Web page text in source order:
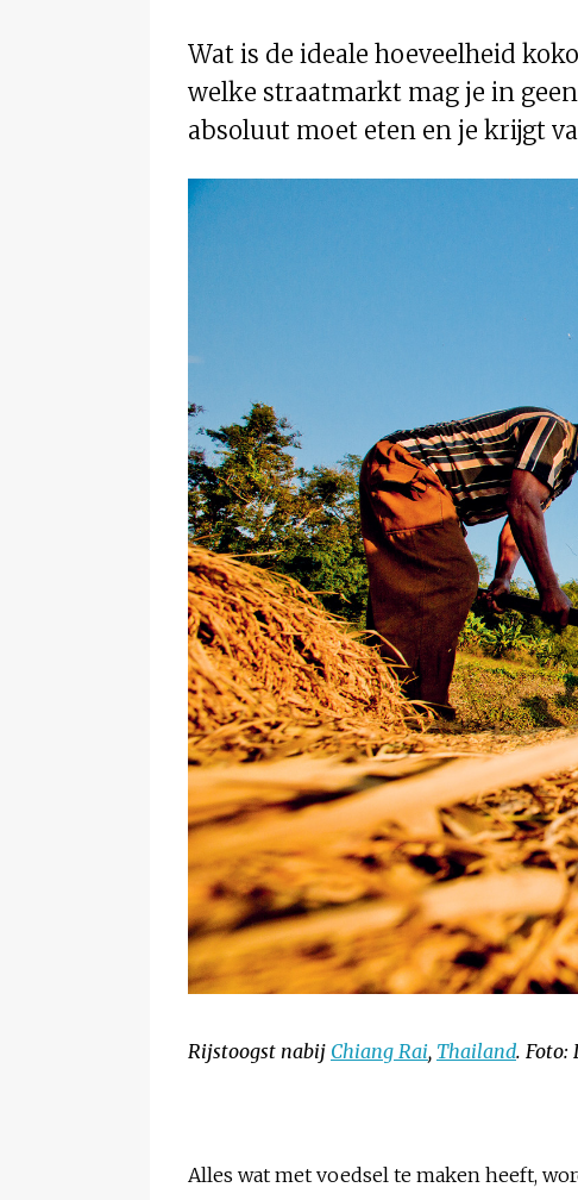
Wat is de ideale hoeveelheid
welke straatmarkt mag je in
absoluut moet eten en je krijgt
Rijstoogst nabij Chiang Rai, Thailand. Foto:
Alles wat met voedsel te maken heeft,